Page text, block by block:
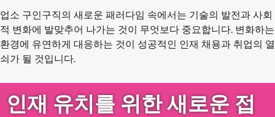
업소 구인구직의 새로운 패러다임 속에서는 기술의 발전과 사회
적 변화에 발맞추어 나가는 것이 무엇보다 중요합니다. 변화하는
환경에 유연하게 대응하는 것이 성공적인 인재 채용과 취업의 열
쇠가 될 것입니다.
인재 유치를 위한 새로운 접